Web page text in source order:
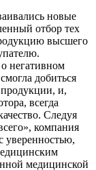
новые
отбор тех
высшего
негативном
добиться
продукции, и,
всегда
Следуя
компания
уверенностью,
медицинской